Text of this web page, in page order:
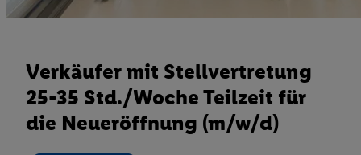
Verkäufer mit Stellvertretung
25-35 Std./Woche Teilzeit für
die Neueröffnung (m/w/d)